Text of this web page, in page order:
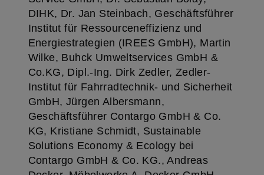
DIHK, Dr. Jan Steinbach, Geschäftsführer
Institut für Ressourceneffizienz und
Energiestrategien (IREES GmbH), Martin
Wilke, Buhck Umweltservices GmbH &
Co.KG, Dipl.-Ing. Dirk Zedler, Zedler-
Institut für Fahrradtechnik- und Sicherheit
GmbH, Jürgen Albersmann,
Geschäftsführer Contargo GmbH & Co.
KG, Kristiane Schmidt, Sustainable
Solutions Economy & Ecology bei
Contargo GmbH & Co. KG., Andreas